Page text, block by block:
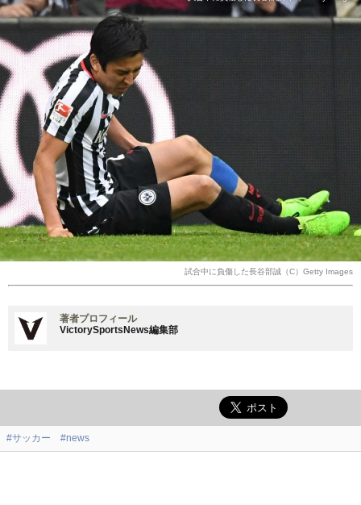
試合中に負傷した長谷部誠（C）Getty Images
著者プロフィール
VictorySportsNews編集部
#サッカー #news